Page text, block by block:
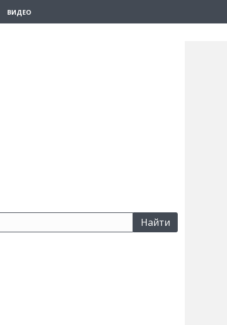
ВИДЕО
Найти